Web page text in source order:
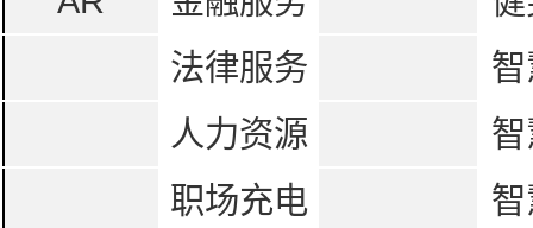
法律服务
人力资源
职场充电